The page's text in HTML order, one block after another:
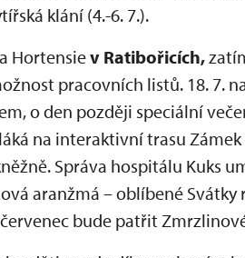
klání (4.-6. 7.).
Hortensiev Ratibořicích,
pracovních listů. 18. 7.
o den později speciální
láká na interaktivní trasu Zámek
Správa hospitálu Kuks
aranžmá – oblíbené
bude patřit